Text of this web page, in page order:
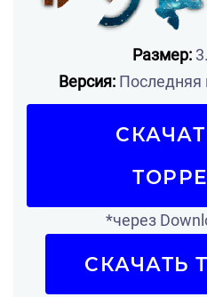
Размер:
Версия:Последняя
*через
СКАЧАТЬ